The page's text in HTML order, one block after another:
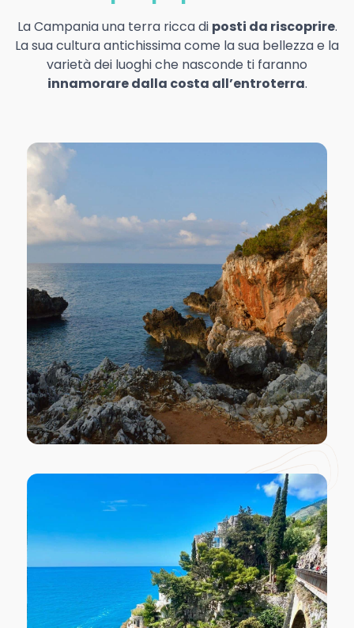
La Campania una terra ricca di posti da riscoprire.
La sua cultura antichissima come la sua bellezza e la
varietà dei luoghi che nasconde ti faranno
innamorare dalla costa all’entroterra.